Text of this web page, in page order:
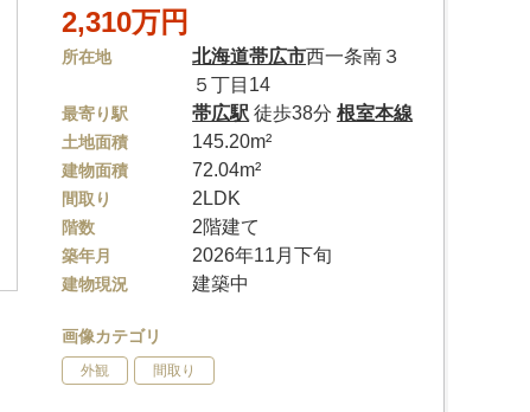
2,310万円
所在地 北海道帯広市西一条南３
５丁目14
最寄り駅 帯広駅 徒歩38分根室本線
土地面積 145.20m²
建物面積 72.04m²
間取り 2LDK
階数 2階建て
築年月 2026年11月下旬
建物現況 建築中
画像カテゴリ
外観 間取り